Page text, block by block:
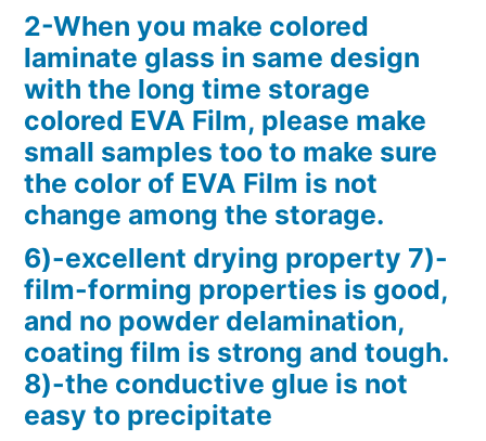
2-When you make colored
laminate glass in same design
with the long time storage
colored EVA Film, please make
small samples too to make sure
the color of EVA Film is not
change among the storage.
6)-excellent drying property 7)-
film-forming properties is good,
and no powder delamination,
coating film is strong and tough.
8)-the conductive glue is not
easy to precipitate